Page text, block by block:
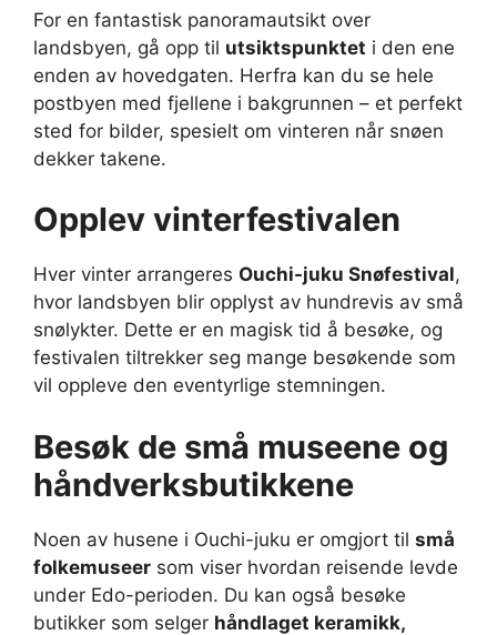
For en fantastisk panoramautsikt over
landsbyen, gå opp til utsiktspunktet i den ene
enden av hovedgaten. Herfra kan du se hele
postbyen med fjellene i bakgrunnen – et perfekt
sted for bilder, spesielt om vinteren når snøen
dekker takene.
Opplev vinterfestivalen
Hver vinter arrangeres Ouchi-juku Snøfestival,
hvor landsbyen blir opplyst av hundrevis av små
snølykter. Dette er en magisk tid å besøke, og
festivalen tiltrekker seg mange besøkende som
vil oppleve den eventyrlige stemningen.
Besøk de små museene og
håndverksbutikkene
Noen av husene i Ouchi-juku er omgjort til små
folkemuseer som viser hvordan reisende levde
under Edo-perioden. Du kan også besøke
butikker som selger håndlaget keramikk,